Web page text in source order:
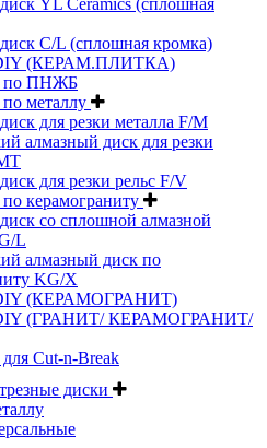
YL Ceramics (сплошная
C/L (сплошная кромка)
(КЕРАМ.ПЛИТКА)
по ПНЖБ
металлу
для резки металла F/M
алмазный диск для резки
для резки рельс F/V
керамограниту
со сплошной алмазной
L
алмазный диск по
KG/X
(КЕРАМОГРАНИТ)
(ГРАНИТ/ КЕРАМОГРАНИТ/
Cut-n-Break
диски